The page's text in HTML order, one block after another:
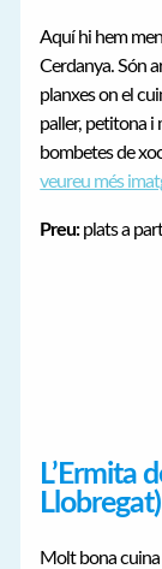
Aquí hi hem
Cerdanya. Són
planxes on el
paller, petitona i
bombetes de
veureu més
Preu:plats a
L’Ermita
Llobregat)
Molt bona